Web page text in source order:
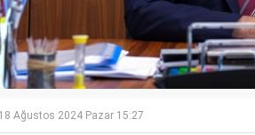
18 Ağustos 2024 Pazar 15:27